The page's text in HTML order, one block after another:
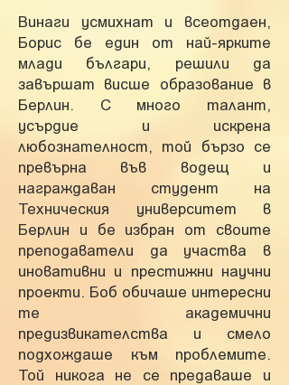
Винаги усмихнат и всеотдаен,
Борис бе един от най-ярките
млади българи, решили да
завършат висше ​образование в
Берлин. С много талант,
усърдие и искрена
любознателност, той бързо се
превърна във водещ и
награждаван студент на
Техническия университет в
Берлин и бе избран от своите
преподаватели да участва в
иновативни и престижни научни
проекти. Боб обичаше интересни
те академични
предизвикателства и смело
подхождаше към проблемите.
Той никога не се предаваше и